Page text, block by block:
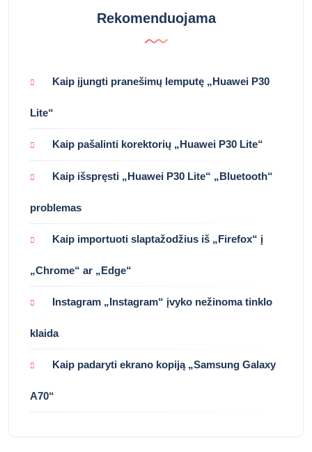
Rekomenduojama
Kaip įjungti pranešimų lemputę „Huawei P30
Lite“
Kaip pašalinti korektorių „Huawei P30 Lite“
Kaip išspręsti „Huawei P30 Lite“ „Bluetooth“
problemas
Kaip importuoti slaptažodžius iš „Firefox“ į
„Chrome“ ar „Edge“
Instagram „Instagram“ įvyko nežinoma tinklo
klaida
Kaip padaryti ekrano kopiją „Samsung Galaxy
A70“